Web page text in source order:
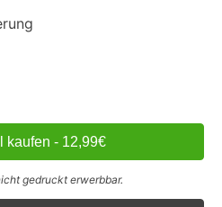
kaufen - 12,99€
gedruckt erwerbbar.